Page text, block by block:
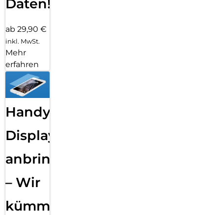
Daten!
ab 29,90 €
inkl. MwSt.
Mehr
erfahren
Handy
Displayfolie
anbringen
– Wir
kümmern